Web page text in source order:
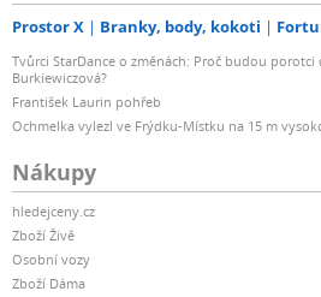
Prostor X Branky, body, kokoti
Tvůrci StarDance o změnách: Proč budou
Burkiewiczová?
František Laurin pohřeb
Ochmelka vylezl ve Frýdku-Místku na 15 m
Nákupy
hledejceny.cz
Zboží Živě
Osobní vozy
Zboží Dáma